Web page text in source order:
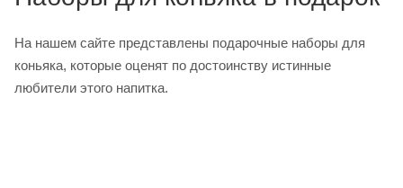
На нашем сайте представлены подарочные наборы для
коньяка, которые оценят по достоинству истинные
любители этого напитка.